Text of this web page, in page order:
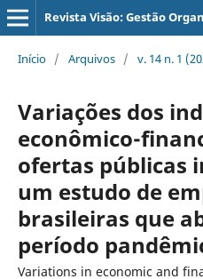
Revista Visão: Gestão
Início / Arquivos / v. 14 n. 1
Variações dos
econômico-
ofertas públicas
um estudo de
brasileiras que
período
Variations in economic and